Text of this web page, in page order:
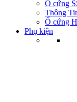
Ổ cứng
Thông
Ổ cứng
Phụ kiện